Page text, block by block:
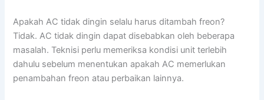
Apakah AC tidak dingin selalu harus ditambah freon?
Tidak. AC tidak dingin dapat disebabkan oleh beberapa
masalah. Teknisi perlu memeriksa kondisi unit terlebih
dahulu sebelum menentukan apakah AC memerlukan
penambahan freon atau perbaikan lainnya.